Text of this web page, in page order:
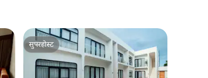
सुपरहोस्ट
सुपरहोस्ट